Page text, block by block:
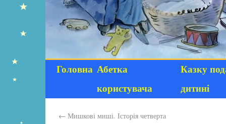
Головна Абетка
користувача
Казку
дитині
← Мишкові миші. Історія четверта